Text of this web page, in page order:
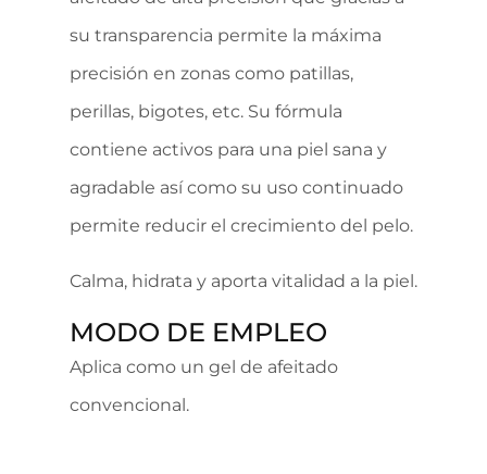
su transparencia permite la máxima
precisión en zonas como patillas,
perillas, bigotes, etc. Su fórmula
contiene activos para una piel sana y
agradable así como su uso continuado
permite reducir el crecimiento del pelo.
Calma, hidrata y aporta vitalidad a la piel.
MODO DE EMPLEO
Aplica como un gel de afeitado
convencional.